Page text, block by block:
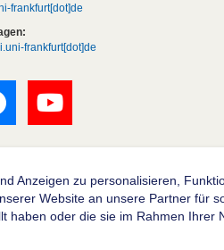
frankfurt[dot]de
frankfurt[dot]de
Anzeigen zu personalisieren,
Website an unsere Partner für
haben oder die sie im Rahmen